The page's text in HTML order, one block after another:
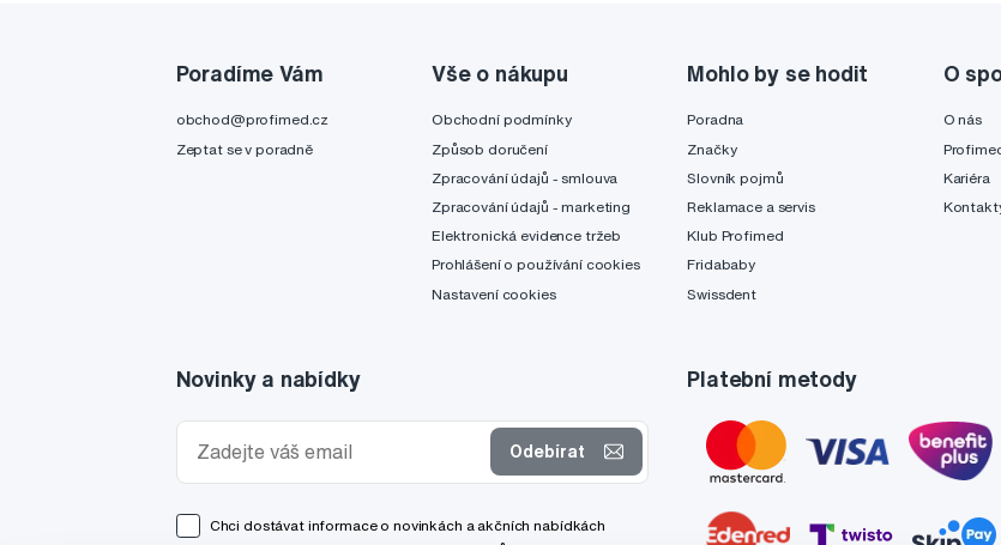
Poradíme Vám
obchod@profimed.cz
Zeptat se v poradně
Vše o nákupu
Obchodní podmínky
Způsob doručení
Zpracování údajů - smlouva
Zpracování údajů - marketing
Elektronická evidence tržeb
Prohlášení o používání cookies
Nastavení cookies
Mohlo by se hodit
Poradna
Značky
Slovník pojmů
Reklamace a servis
Klub Profimed
Fridababy
Swissdent
O
O nás
Kariéra
Novinky a nabídky
Odebírat
Chci dostávat informace o novinkách a akčních nabídkách
Platební metody